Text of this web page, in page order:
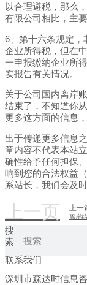
以合理避税，那么
有限公司相比，主
6、第十六条规定，
企业所得税，但在
一申报缴纳企业所
实报告有关情况。
关于公司国内离岸
结束了，不知道你
更多这方面的信息
出于传递更多信息
章内容不代表本站
确性给予任何担保
响到您的合法权益
系站长，我们会及
上一页 上一
搜
索
联系我们
深圳市森达时信息